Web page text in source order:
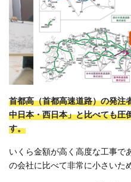
首都高（首都高速道路）の発
中日本・西日本」と比べても圧
す。
いくら金額が高く高度な工事で
の会社に比べて非常に小さいた